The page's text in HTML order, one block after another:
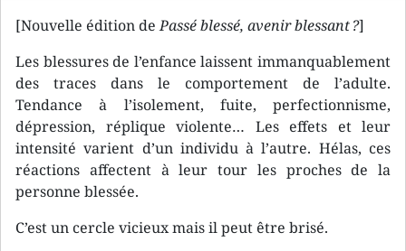
[Nouvelle édition dePassé blessé, avenir blessant ?]
Les blessures de l’enfance laissent immanquablement
des traces dans le comportement de l’adulte.
Tendance à l’isolement, fuite, perfectionnisme,
dépression, réplique violente… Les effets et leur
intensité varient d’un individu à l’autre. Hélas, ces
réactions affectent à leur tour les proches de la
personne blessée.
C’est un cercle vicieux mais il peut être brisé.